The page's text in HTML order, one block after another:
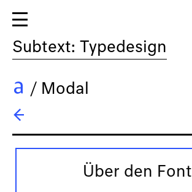
Subtext: Typedesign
/ Modal
Über den Font